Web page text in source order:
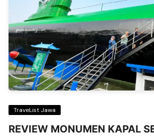
TraveList Jawa
REVIEW MONUMEN KAPAL